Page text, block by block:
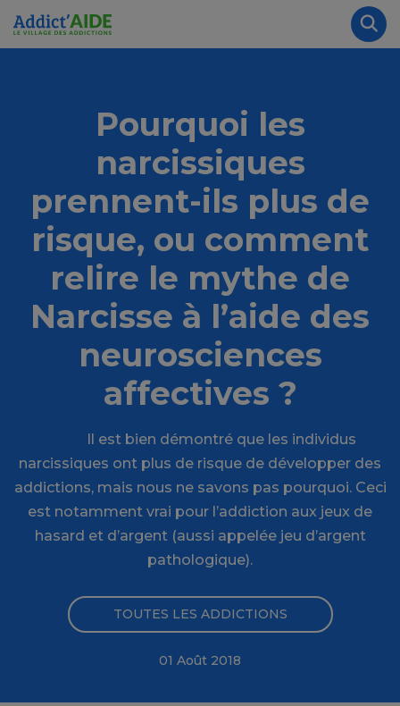
Aller au contenu principal
Pourquoi les
narcissiques
prennent-ils plus de
risque, ou comment
relire le mythe de
Narcisse à l’aide des
neurosciences
affectives ?
Il est bien démontré que les individus
narcissiques ont plus de risque de développer des
addictions, mais nous ne savons pas pourquoi. Ceci
est notamment vrai pour l’addiction aux jeux de
hasard et d’argent (aussi appelée jeu d’argent
pathologique).
TOUTES LES ADDICTIONS
01 Août 2018
Panneau de gestion des cookies